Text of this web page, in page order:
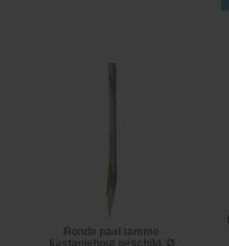
Ronde paal tamme
kastanjehout geschild, Ø